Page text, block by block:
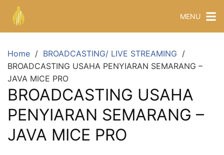
MENU
Home
BROADCASTING/ LIVE STREAMING
BROADCASTING USAHA PENYIARAN SEMARANG –
JAVA MICE PRO
BROADCASTING USAHA
PENYIARAN SEMARANG –
JAVA MICE PRO